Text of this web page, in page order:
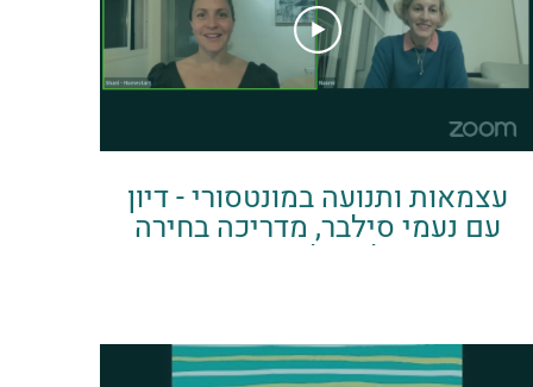
עצמאות ותנועה במונטסורי - דיון
עם נעמי סילבר, מדריכה בחירה
לפנדלקרייז